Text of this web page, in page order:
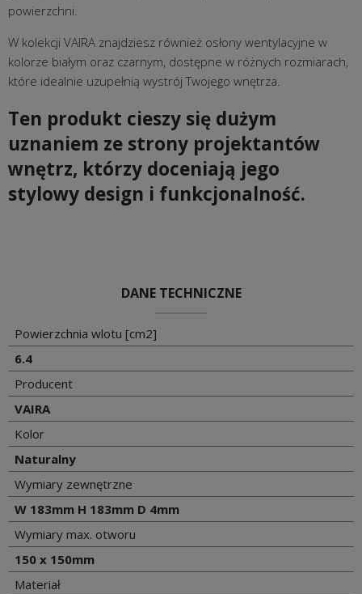
powierzchni.
W kolekcji VAIRA znajdziesz również osłony wentylacyjne w
kolorze białym oraz czarnym, dostępne w różnych rozmiarach,
które idealnie uzupełnią wystrój Twojego wnętrza.
Ten produkt cieszy się dużym
uznaniem ze strony projektantów
wnętrz, którzy doceniają jego
stylowy design i funkcjonalność.
DANE TECHNICZNE
Powierzchnia wlotu [cm2]
6.4
Producent
VAIRA
Kolor
Naturalny
Wymiary zewnętrzne
W 183mm H 183mm D 4mm
Wymiary max. otworu
150 x 150mm
Materiał